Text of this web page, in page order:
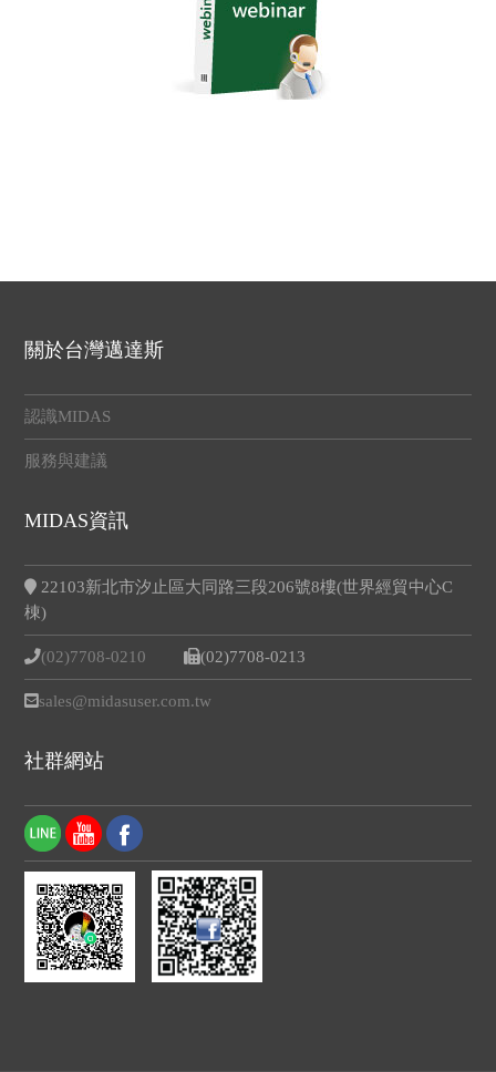
關於台灣邁達斯
認識MIDAS
服務與建議
MIDAS資訊
22103新北市汐止區大同路三段206號8樓(世界經貿中心C
棟)
(02)7708-0210 (02)7708-0213
sales@midasuser.com.tw
社群網站